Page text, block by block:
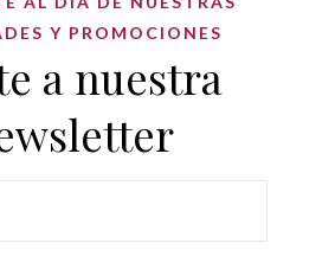
Y PROMOCIONES
a nuestra